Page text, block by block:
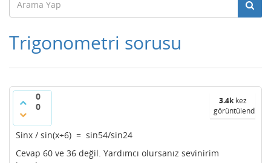
Trigonometri sorusu
0
0
3.4kkez
görüntülendi
Sinx / sin(x+6) = sin54/sin24
Cevap 60 ve 36 değil. Yardımcı olursanız sevinirim